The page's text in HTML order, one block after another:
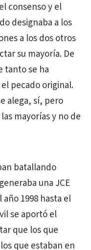
consenso y el
designaba a los
a los dos otros
su mayoría. De
tanto se ha
pecado original.
alega, sí, pero
mayorías y no de
batallando
una JCE
1998 hasta el
se aportó el
que los que
que estaban en